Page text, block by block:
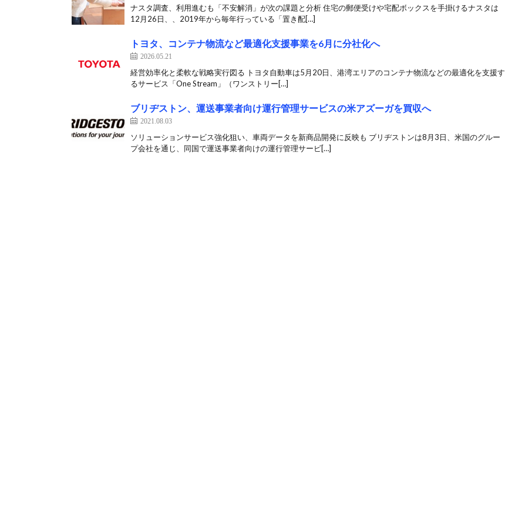
ナスタ調査、利用進むも「不安解消」が次の課題と分析 住宅の郵便受けや宅配ボックスを手掛けるナスタは
12月26日、、2019年から毎年行っている「置き配[…]
トヨタ、コンテナ物流など最適化支援事業を6月に分社化へ
2026.05.21
経営効率化と柔軟な戦略実行図る トヨタ自動車は5月20日、港湾エリアのコンテナ物流などの最適化を支援す
るサービス「One Stream」（ワンストリー[…]
ブリヂストン、運送事業者向け運行管理サービスの米アズーガを買収へ
2021.08.03
ソリューションサービス強化狙い、車両データを新商品開発に反映も ブリヂストンは8月3日、米国のグルー
プ会社を通じ、同国で運送事業者向けの運行管理サービ[…]